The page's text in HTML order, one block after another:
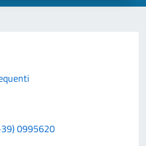
0995620